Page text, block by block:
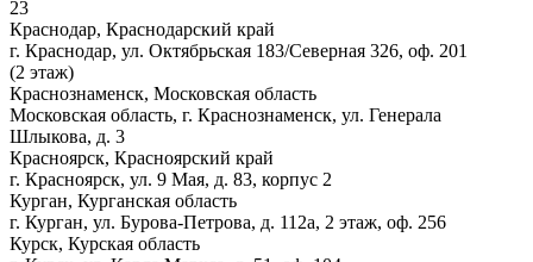
23
Краснодар, Краснодарский край
г. Краснодар, ул. Октябрьская 183/Северная 326, оф. 201
(2 этаж)
Краснознаменск, Московская область
Московская область, г. Краснознаменск, ул. Генерала
Шлыкова, д. 3
Красноярск, Красноярский край
г. Красноярск, ул. 9 Мая, д. 83, корпус 2
Курган, Курганская область
г. Курган, ул. Бурова-Петрова, д. 112а, 2 этаж, оф. 256
Курск, Курская область